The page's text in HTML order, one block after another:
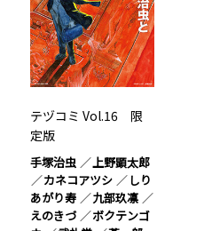
テヅコミ Vol.16 限
定版
手塚治虫
上野顕太郎
カネコアツシ
しり
あがり寿
九部玖凛
えのきづ
ボクテンゴ